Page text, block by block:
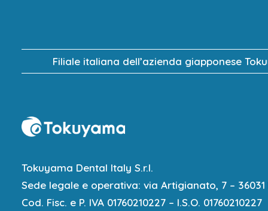
Filiale italiana dell’azienda giapponese
Tokuyama Dental Italy S.r.l.
Sede legale e operativa: via Artigianato, 7 –
Cod. Fisc. e P. IVA 01760210227 – I.S.O. 01760210227